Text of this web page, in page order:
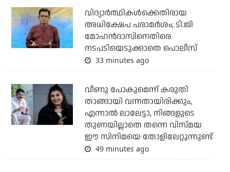
വിദ്യാര്‍ത്ഥികള്‍ക്കെതിരായ
അധിക്ഷേപ പരാമര്‍ശം; ടി.ജി
മോഹന്‍ദാസിനെതിരെ
നടപടിയെടുക്കാതെ പൊലീസ്
33 minutes ago
വീണു പോകുമെന്ന് കരുതി
താങ്ങായി വന്നതായിരിക്കും,
എന്നാല്‍ ലാലേട്ടാ, നിങ്ങളുടെ
തുണയില്ലാതെ തന്നെ വിസ്മയ
ഈ സിനിമയെ തോളിലേറ്റുന്നുണ്ട്
49 minutes ago